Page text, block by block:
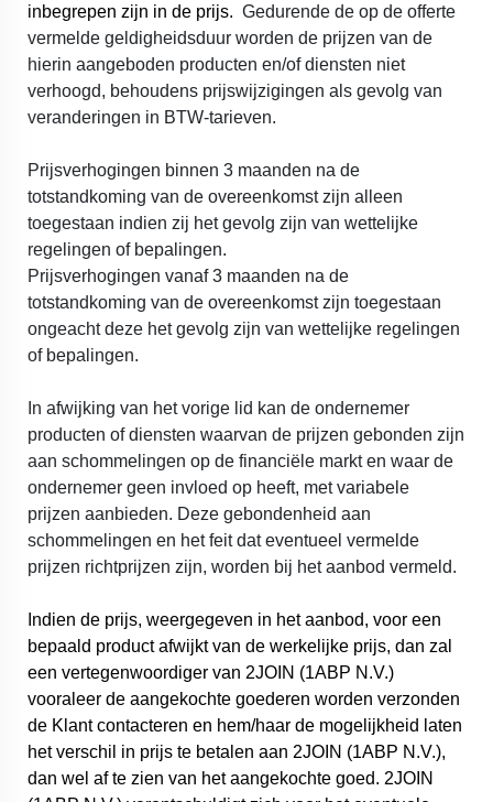
inbegrepen zijn in de prijs. Gedurende de op de offerte
vermelde geldigheidsduur worden de prijzen van de
hierin aangeboden producten en/of diensten niet
verhoogd, behoudens prijswijzigingen als gevolg van
veranderingen in BTW-tarieven.
Prijsverhogingen binnen 3 maanden na de
totstandkoming van de overeenkomst zijn alleen
toegestaan indien zij het gevolg zijn van wettelijke
regelingen of bepalingen.
Prijsverhogingen vanaf 3 maanden na de
totstandkoming van de overeenkomst zijn toegestaan
ongeacht deze het gevolg zijn van wettelijke regelingen
of bepalingen.
In afwijking van het vorige lid kan de ondernemer
producten of diensten waarvan de prijzen gebonden zijn
aan schommelingen op de financiële markt en waar de
ondernemer geen invloed op heeft, met variabele
prijzen aanbieden. Deze gebondenheid aan
schommelingen en het feit dat eventueel vermelde
prijzen richtprijzen zijn, worden bij het aanbod vermeld.
Indien de prijs, weergegeven in het aanbod, voor een
bepaald product afwijkt van de werkelijke prijs, dan zal
een vertegenwoordiger van 2JOIN (1ABP N.V.)
vooraleer de aangekochte goederen worden verzonden
de Klant contacteren en hem/haar de mogelijkheid laten
het verschil in prijs te betalen aan 2JOIN (1ABP N.V.),
dan wel af te zien van het aangekochte goed. 2JOIN